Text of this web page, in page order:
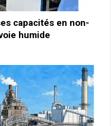
capacités en non-
humide